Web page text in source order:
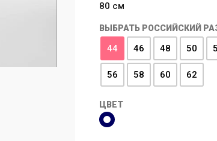
80 см
ВЫБРАТЬ РОССИЙСКИЙ
44 46 48 50
56 58 60 62
ЦВЕТ